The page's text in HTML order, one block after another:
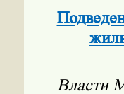
Власти